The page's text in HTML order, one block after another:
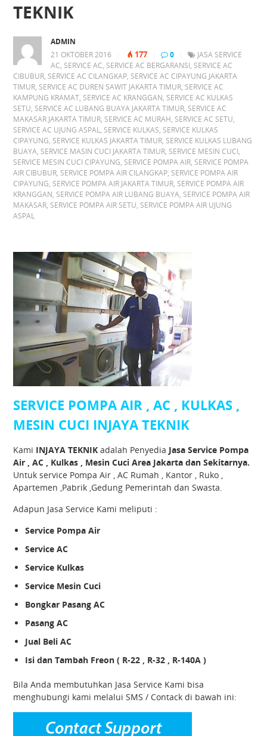
TEKNIK
ADMIN
21 OKTOBER 2016
177 0
JASA SERVICE
AC, SERVICE AC, SERVICE AC BERGARANSI, SERVICE AC
CIBUBUR, SERVICE AC CILANGKAP, SERVICE AC CIPAYUNG JAKARTA
TIMUR, SERVICE AC DUREN SAWIT JAKARTA TIMUR, SERVICE AC
KAMPUNG KRAMAT, SERVICE AC KRANGGAN, SERVICE AC KULKAS
SETU, SERVICE AC LUBANG BUAYA JAKARTA TIMUR, SERVICE AC
MAKASAR JAKARTA TIMUR, SERVICE AC MURAH, SERVICE AC SETU,
SERVICE AC UJUNG ASPAL, SERVICE KULKAS, SERVICE KULKAS
CIPAYUNG, SERVICE KULKAS JAKARTA TIMUR, SERVICE KULKAS LUBANG
BUAYA, SERVICE MASIN CUCI JAKARTA TIMUR, SERVICE MESIN CUCI,
SERVICE MESIN CUCI CIPAYUNG, SERVICE POMPA AIR, SERVICE POMPA
AIR CIBUBUR, SERVICE POMPA AIR CILANGKAP, SERVICE POMPA AIR
CIPAYUNG, SERVICE POMPA AIR JAKARTA TIMUR, SERVICE POMPA AIR
KRANGGAN, SERVICE POMPA AIR LUBANG BUAYA, SERVICE POMPA AIR
MAKASAR, SERVICE POMPA AIR SETU, SERVICE POMPA AIR UJUNG
ASPAL
SERVICE POMPA AIR , AC , KULKAS ,
MESIN CUCI INJAYA TEKNIK
Kami INJAYA TEKNIKadalah Penyedia Jasa Service Pompa
Air , AC , Kulkas , Mesin Cuci Area Jakarta dan Sekitarnya.
Untuk service Pompa Air , AC Rumah , Kantor , Ruko ,
Apartemen ,Pabrik ,Gedung Pemerintah dan Swasta.
Adapun Jasa Service Kami meliputi :
Service Pompa Air
Service AC
Service Kulkas
Service Mesin Cuci
Bongkar Pasang AC
Pasang AC
Jual Beli AC
Isi dan Tambah Freon ( R-22 , R-32 , R-140A )
Bila Anda membutuhkan Jasa Service Kami bisa
menghubungi kami melalui SMS / Contack di bawah ini: